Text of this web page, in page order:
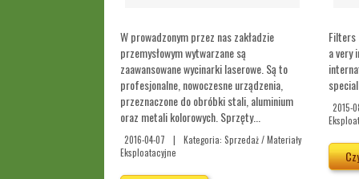
W prowadzonym przez nas zakładzie
przemysłowym wytwarzane są
zaawansowane wycinarki laserowe. Są to
profesjonalne, nowoczesne urządzenia,
przeznaczone do obróbki stali, aluminium
oraz metali kolorowych. Sprzęty...
2016-04-07 |
Kategoria: Sprzedaż / Materiały
Eksploatacyjne
Filters
a very
2015-